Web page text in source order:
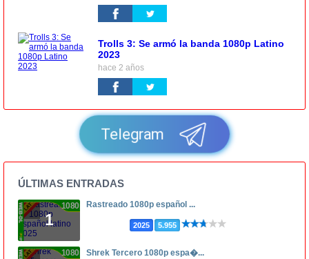
Trolls 3: Se armó la banda 1080p Latino
2023
hace 2 años
Telegram
ÚLTIMAS ENTRADAS
1
1080p Rastreado 1080p español ...
2025 5.955
1080p Shrek Tercero 1080p espa�...